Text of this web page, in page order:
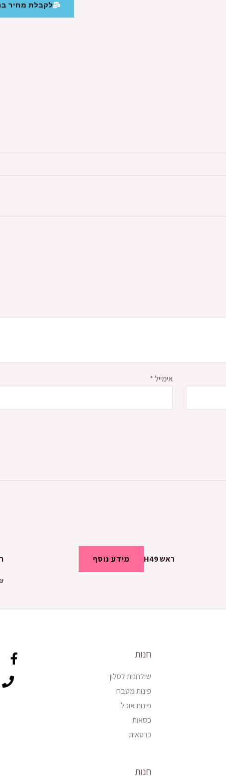
לקבלת מחיר
אימייל*
ראש H49 מידע נוסף
חנות
שולחנות לסלון
פינות מטבח
פינות אוכל
כסאות
כרסאות
חנות